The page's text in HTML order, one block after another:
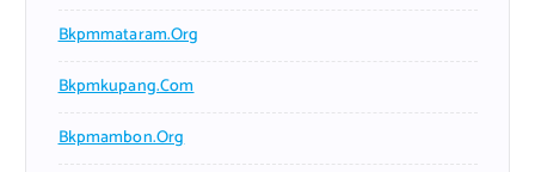
Bkpmmataram.org
Bkpmkupang.com
Bkpmambon.org